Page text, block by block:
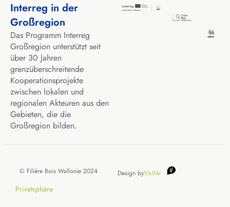
Interreg in der
Großregion
Das Programm Interreg
Großregion unterstützt seit
über 30 Jahren
grenzüberschreitende
Kooperationsprojekte
zwischen lokalen und
regionalen Akteuren aus den
Gebieten, die die
Großregion bilden.
© Filière Bois Wallonie 2024
Privatsphäre
Design byVisible